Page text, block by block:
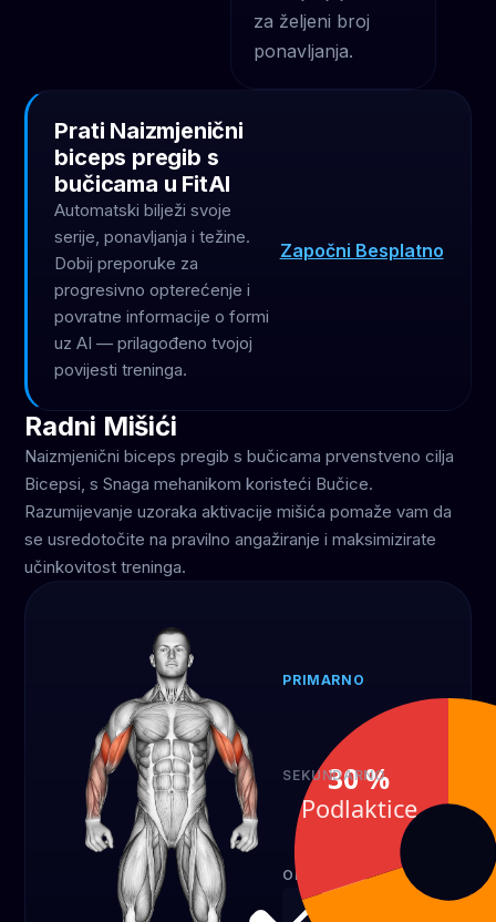
za željeni broj
ponavljanja.
Prati Naizmjenični
biceps pregib s
bučicama u FitAI
Automatski bilježi svoje
serije, ponavljanja i težine.
Dobij preporuke za
progresivno opterećenje i
povratne informacije o formi
uz AI — prilagođeno tvojoj
povijesti treninga.
Započni Besplatno
Radni Mišići
Naizmjenični biceps pregib s bučicama prvenstveno cilja
Bicepsi, s Snaga mehanikom koristeći Bučice.
Razumijevanje uzoraka aktivacije mišića pomaže vam da
se usredotočite na pravilno angažiranje i maksimizirate
učinkovitost treninga.
PRIMARNO
Bicepsi
70 %
SEKUNDARNO
Podlaktice
OPREMA
30 %
Podlaktice